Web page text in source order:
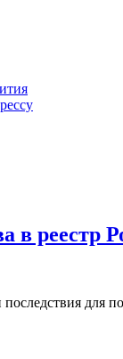
в реестр
для